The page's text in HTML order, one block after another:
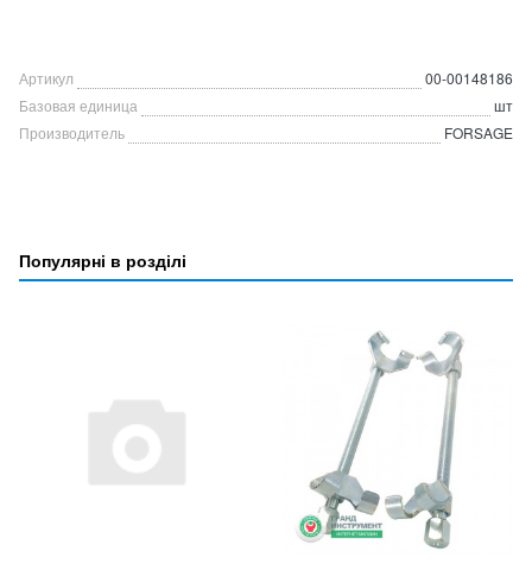
Артикул
00-00148186
Базовая единица
шт
Производитель
FORSAGE
Популярні в розділі